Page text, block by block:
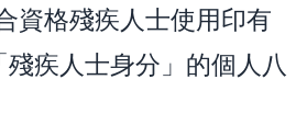
資格殘疾人士使用印有
疾人士身分」的個人八